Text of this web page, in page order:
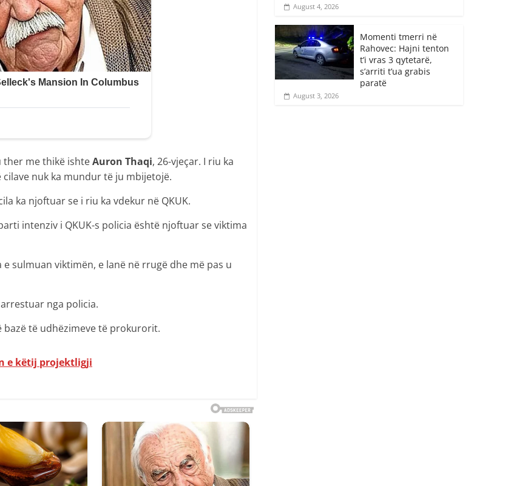
ther me thikë ishteAuron Thaqi, 26-vjeçar. I riu ka
nuk ka mundur të ju mbijetojë.
ka njoftuar se i riu ka vdekur në QKUK.
intenziv i QKUK-s policia është njoftuar se viktima
sulmuan viktimën, e lanë në rrugë dhe më pas u
nga policia.
të udhëzimeve të prokurorit.
e këtij projektligji
August 4, 2026
Momenti tmerri në
Rahovec: Hajni tenton
t’i vras 3 qytetarë,
s’arriti t’ua grabis
paratë
August 3, 2026